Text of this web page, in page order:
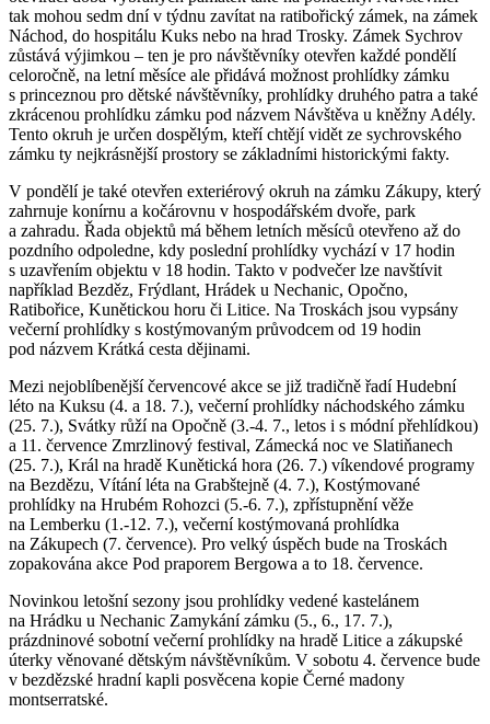
tak mohou sedm dní v týdnu zavítat na ratibořický zámek, na zámek
Náchod, do hospitálu Kuks nebo na hrad Trosky. Zámek Sychrov
zůstává výjimkou – ten je pro návštěvníky otevřen každé pondělí
celoročně, na letní měsíce ale přidává možnost prohlídky zámku
s princeznou pro dětské návštěvníky, prohlídky druhého patra a také
zkrácenou prohlídku zámku pod názvem Návštěva u kněžny Adély.
Tento okruh je určen dospělým, kteří chtějí vidět ze sychrovského
zámku ty nejkrásnější prostory se základními historickými fakty.
V pondělí je také otevřen exteriérový okruh na zámku Zákupy, který
zahrnuje konírnu a kočárovnu v hospodářském dvoře, park
a zahradu. Řada objektů má během letních měsíců otevřeno až do
pozdního odpoledne, kdy poslední prohlídky vychází v 17 hodin
s uzavřením objektu v 18 hodin. Takto v podvečer lze navštívit
například Bezděz, Frýdlant, Hrádek u Nechanic, Opočno,
Ratibořice, Kunětickou horu či Litice. Na Troskách jsou vypsány
večerní prohlídky s kostýmovaným průvodcem od 19 hodin
pod názvem Krátká cesta dějinami.
Mezi nejoblíbenější červencové akce se již tradičně řadí Hudební
léto na Kuksu (4. a 18. 7.), večerní prohlídky náchodského zámku
(25. 7.), Svátky růží na Opočně (3.-4. 7., letos i s módní přehlídkou)
a 11. července Zmrzlinový festival, Zámecká noc ve Slatiňanech
(25. 7.), Král na hradě Kunětická hora (26. 7.) víkendové programy
na Bezdězu, Vítání léta na Grabštejně (4. 7.), Kostýmované
prohlídky na Hrubém Rohozci (5.-6. 7.), zpřístupnění věže
na Lemberku (1.-12. 7.), večerní kostýmovaná prohlídka
na Zákupech (7. července). Pro velký úspěch bude na Troskách
zopakována akce Pod praporem Bergowa a to 18. července.
Novinkou letošní sezony jsou prohlídky vedené kastelánem
na Hrádku u Nechanic Zamykání zámku (5., 6., 17. 7.),
prázdninové sobotní večerní prohlídky na hradě Litice a zákupské
úterky věnované dětským návštěvníkům. V sobotu 4. července bude
v bezdězské hradní kapli posvěcena kopie Černé madony
montserratské.